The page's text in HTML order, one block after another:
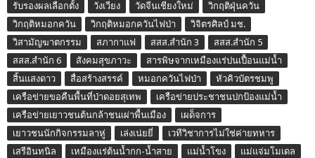
รับรองผลเลือกตั้ง
วังเวียง วัดจีนเชียงใหม่
วิกฤติฝุ่นควัน
วิกฤติหมอกควัน
วิกฤติหมอกควันไฟป่า
วิจิตรศิลป์ มช.
วิสามัญฆาตกรรม
สภากาแฟ สสส.สำนัก 3
สสส.สำนัก 5
สสส.สำนัก 6
สังคมสุขภาวะ
สารพิษจากเหมืองแร่ปนเปื้อนแม่น้ำ
สิ้นแสงดาว
สื่อสร้างสรรค์ หมอกควันไฟป่า
หัวคิวบัตรชมพู
เครือข่ายขอคืนพื้นที่ป่าดอยสุเทพ
เครือข่ายประชาชนปกป้องแม่น้ำ
เครือข่ายเยาวชนต้นกล้าชนเผ่าพื้นเมือง
เผด็จการ
เยาวชนนักกิจกรรมลาหู่
เล่งเน่ยยี่
เวทีวิชาการไม่ใช่ค่ายทหาร
เสรีอินทนิล
เหมืองแร่ต้นน้ำกก-น้ำสาย แม่น้ำโขง
แม่แจ่มโมเดล